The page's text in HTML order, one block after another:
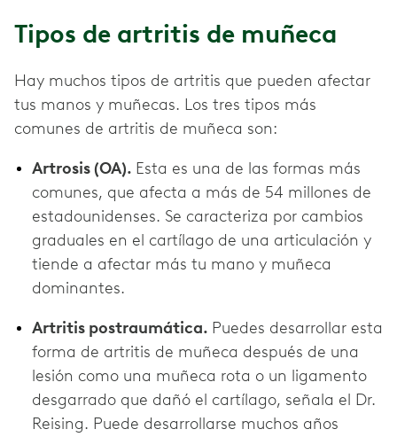
Tipos de artritis de muñeca
Hay muchos tipos de artritis que pueden afectar
tus manos y muñecas. Los tres tipos más
comunes de artritis de muñeca son:
Artrosis (OA). Esta es una de las formas más
comunes, que afecta a más de 54 millones de
estadounidenses. Se caracteriza por cambios
graduales en el cartílago de una articulación y
tiende a afectar más tu mano y muñeca
dominantes.
Artritis postraumática. Puedes desarrollar esta
forma de artritis de muñeca después de una
lesión como una muñeca rota o un ligamento
desgarrado que dañó el cartílago, señala el Dr.
Reising. Puede desarrollarse muchos años